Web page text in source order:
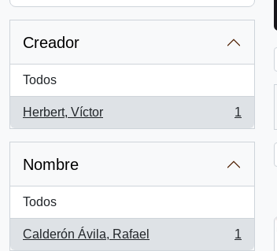
Creador
Todos
Herbert, Víctor
, 1 resultados
1
Nombre
Todos
Calderón Ávila, Rafael
, 1 resultados
1